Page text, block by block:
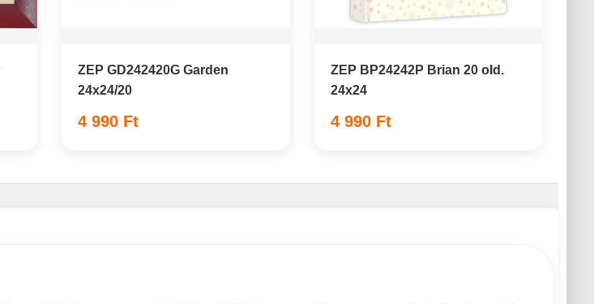
ZEP GD242420G Garden
24x24/20
4 990 Ft
ZEP BP24242P Brian 20 old.
24x24
4 990 Ft